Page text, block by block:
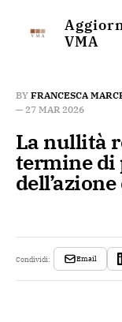
VMA
BY FRANCESCA
— 27 MAR 2026
La nullità
termine di
Condividi: Email